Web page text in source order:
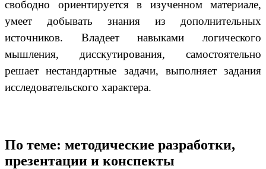
свободно ориентируется в изученном материале,
умеет добывать знания из дополнительных
источников. Владеет навыками логического
мышления, дисскутирования, самостоятельно
решает нестандартные задачи, выполняет задания
исследовательского характера.
По теме: методические разработки,
презентации и конспекты